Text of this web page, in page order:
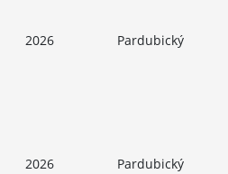
2026 Pardubický
2026 Pardubický